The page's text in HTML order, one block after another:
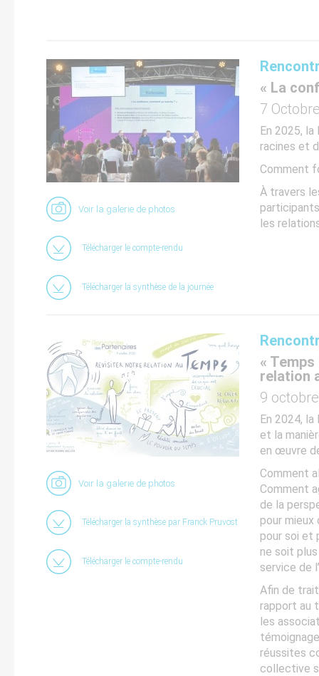
Voir la galerie de photos
Télécharger le compte-rendu
Télécharger la synthèse de la journée
« La
7
En 2025,
racines et
Comment
À travers
les
Voir la galerie de photos
Télécharger la synthèse par Franck Pruvost
Télécharger le compte-rendu
«
relation
9
En 2024,
et la
en œuvre
Comment
Comment
de la
pour
pour soi et
ne soit
service de
Afin de
rapport au
les
réussites
collective